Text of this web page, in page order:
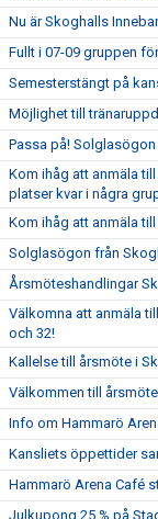
Nu är Skoghalls
Fullt i 07-09 gruppen
Semesterstängt på
Möjlighet till
Passa på!
Kom ihåg att anmäla
platser kvar i några
Kom ihåg att anmäla
Solglasögon från
Årsmöteshandlingar
Välkomna att anmäla
och 32!
Kallelse till årsmöte i
Välkommen till
Info om Hammarö
Kansliets öppettider
Hammarö Arena Café
Julkupong 25 % på